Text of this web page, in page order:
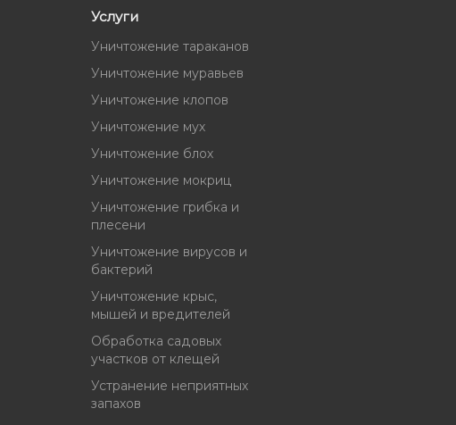
Услуги
Уничтожение тараканов
Уничтожение муравьев
Уничтожение клопов
Уничтожение мух
Уничтожение блох
Уничтожение мокриц
Уничтожение грибка и
плесени
Уничтожение вирусов и
бактерий
Уничтожение крыс,
мышей и вредителей
Обработка садовых
участков от клещей
Устранение неприятных
запахов